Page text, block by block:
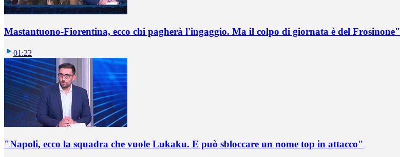
Mastantuono-Fiorentina, ecco chi pagherà l'ingaggio. Ma il colpo di giornata è del Frosinone"
01:22
"Napoli, ecco la squadra che vuole Lukaku. E può sbloccare un nome top in attacco"